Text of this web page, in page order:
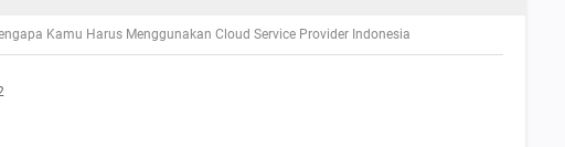
Kamu Harus Menggunakan Cloud Service Provider Indonesia